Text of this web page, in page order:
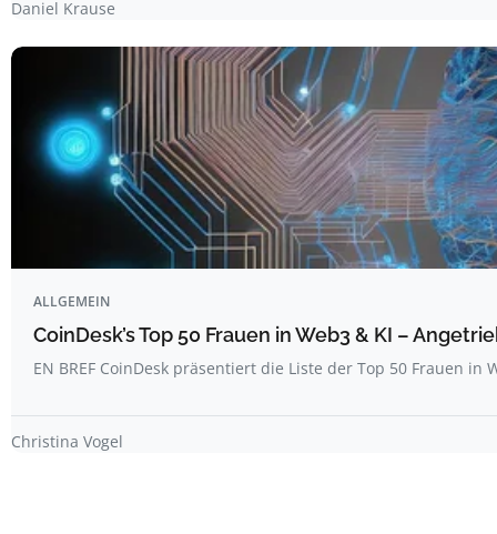
Daniel Krause
ALLGEMEIN
CoinDesk’s Top 50 Frauen in Web3 & KI –
EN BREF CoinDesk präsentiert die Liste der Top 50 Frauen in
Christina Vogel